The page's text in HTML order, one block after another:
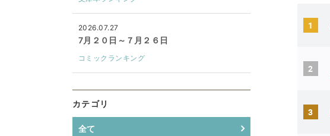
1
2
3
2026.07.27
7月２０日～７月２６日
コミックランキング
カテゴリ
全て